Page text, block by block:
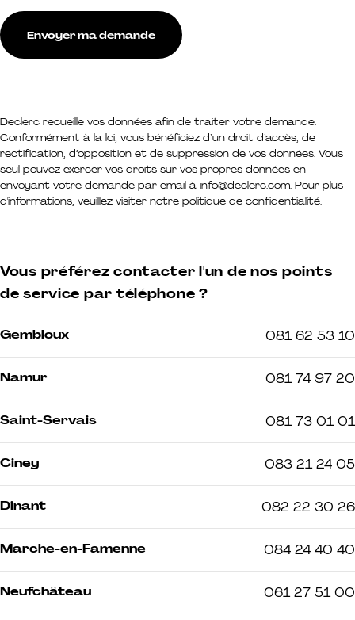
Envoyer ma demande
Declerc recueille vos données afin de traiter votre demande.
Conformément à la loi, vous bénéficiez d’un droit d’accès, de
rectification, d’opposition et de suppression de vos données. Vous
seul pouvez exercer vos droits sur vos propres données en
envoyant votre demande par email à info@declerc.com. Pour plus
d'informations, veuillez visiter notre politique de confidentialité.
Vous préférez contacter l'un de nos points
de service par téléphone ?
Gembloux 081 62 53 10
Namur 081 74 97 20
Saint-Servais 081 73 01 01
Ciney 083 21 24 05
Dinant 082 22 30 26
Marche-en-Famenne 084 24 40 40
Neufchâteau 061 27 51 00